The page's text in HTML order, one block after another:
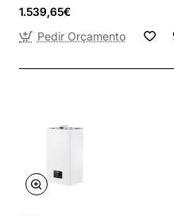
1.539,65€
Pedir Orçamento